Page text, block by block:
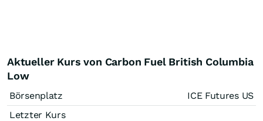
Aktueller Kurs von Carbon Fuel British Columbia
Low
Börsenplatz
ICE Futures US
Letzter Kurs